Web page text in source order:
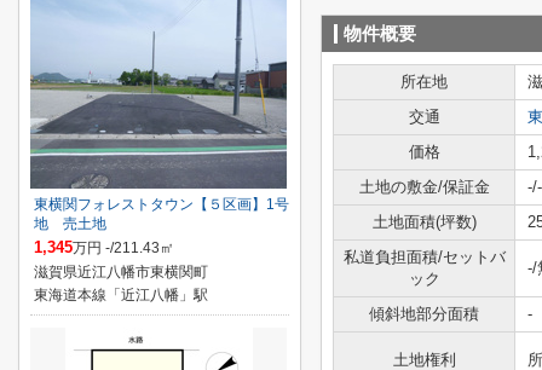
物件概要
所在地
交通
価格
土地の敷金/保証金
-/-
土地面積(坪数)
私道負担面積/セットバ
ック
-/
傾斜地部分面積 -
土地権利
東横関フォレストタウン【５区画】1号
地 売土地
1,345万円 -/211.43㎡
滋賀県近江八幡市東横関町
東海道本線「近江八幡」駅